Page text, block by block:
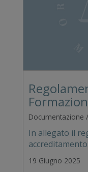
Documentazione
In allegato il
accreditamento.
19 Giugno 2025